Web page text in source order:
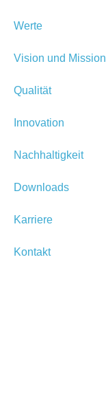
Werte
Vision und Mission
Qualität
Innovation
Nachhaltigkeit
Downloads
Karriere
Kontakt